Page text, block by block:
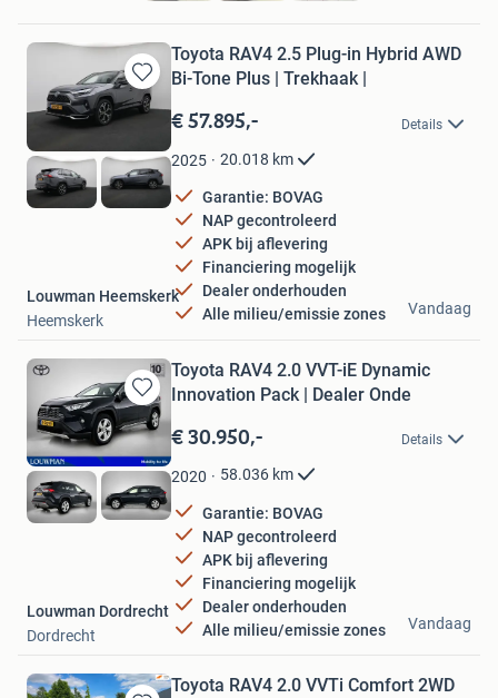
Bewaren
in
Favorieten
Toyota RAV4 2.5 Plug-in Hybrid AWD
Bi-Tone Plus | Trekhaak |
€ 57.895,- Details
2025 20.018 km
Garantie: BOVAG
NAP gecontroleerd
APK bij aflevering
Financiering mogelijk
Dealer onderhouden
Alle milieu/emissie zones
Louwman Heemskerk
Heemskerk
Vandaag
Bewaren
in
Mijn
Favorieten
Toyota RAV4 2.0 VVT-iE Dynamic
Innovation Pack | Dealer Onde
€ 30.950,- Details
2020 58.036 km
Garantie: BOVAG
NAP gecontroleerd
APK bij aflevering
Financiering mogelijk
Dealer onderhouden
Alle milieu/emissie zones
Louwman Dordrecht
Dordrecht
Vandaag
Toyota RAV4 2.0 VVTi Comfort 2WD